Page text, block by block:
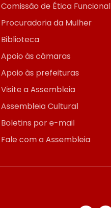
Comissão de Ética Funcional
Procuradoria da Mulher
Biblioteca
Apoio às câmaras
Apoio às prefeituras
Visite a Assembleia
Assembleia Cultural
Boletins por e-mail
Fale com a Assembleia